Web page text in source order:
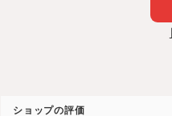
ショップの評価